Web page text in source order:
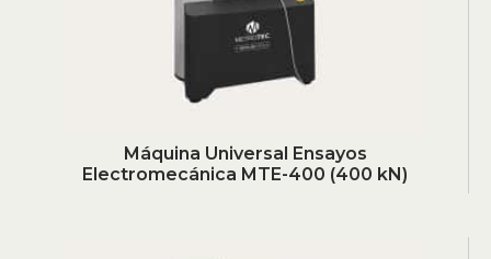
Máquina Universal Ensayos
Electromecánica MTE-400 (400 kN)